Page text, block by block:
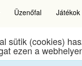
Üzenőfal Játékok
Református
sütik (cookies)
ezen a